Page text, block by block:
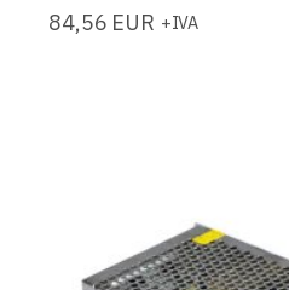
84,56 EUR +IVA